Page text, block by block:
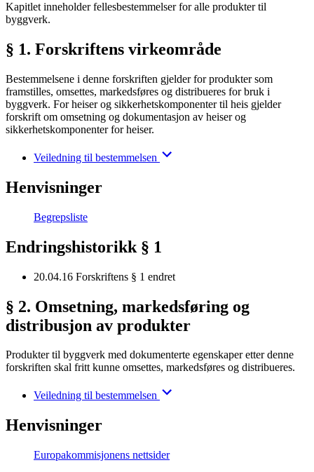
Kapitlet inneholder fellesbestemmelser for alle produkter til
byggverk.
§ 1. Forskriftens virkeområde
Bestemmelsene i denne forskriften gjelder for produkter som
framstilles, omsettes, markedsføres og distribueres for bruk i
byggverk. For heiser og sikkerhetskomponenter til heis gjelder
forskrift om omsetning og dokumentasjon av heiser og
sikkerhetskomponenter for heiser.
Veiledning til bestemmelsen
Henvisninger
Begrepsliste
Endringshistorikk § 1
20.04.16 Forskriftens § 1 endret
§ 2. Omsetning, markedsføring og
distribusjon av produkter
Produkter til byggverk med dokumenterte egenskaper etter denne
forskriften skal fritt kunne omsettes, markedsføres og distribueres.
Veiledning til bestemmelsen
Henvisninger
Europakommisjonens nettsider